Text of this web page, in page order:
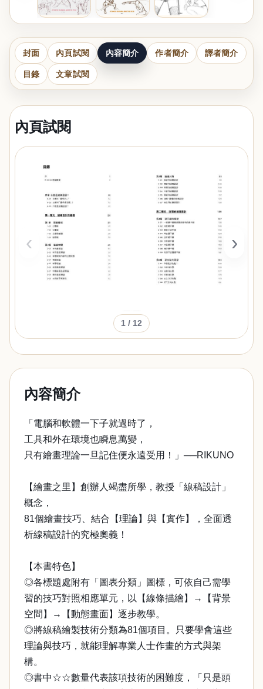
封面 內頁試閱 內容簡介 作者簡介 譯者簡介
目錄 文章試閱
內頁試閱
‹ ›
1 / 12
內容簡介
「電腦和軟體一下子就過時了，
工具和外在環境也瞬息萬變，
只有繪畫理論一旦記住便永遠受用！」──RIKUNO
【繪畫之里】創辦人竭盡所學，教授「線稿設計」
概念，
81個繪畫技巧、結合【理論】與【實作】，全面透
析線稿設計的究極奧義！
【本書特色】
◎各標題處附有「圖表分類」圖標，可依自己需學
習的技巧對照相應單元，以【線條描繪】→【背景
空間】→【動態畫面】逐步教學。
◎將線稿繪製技術分類為81個項目。只要學會這些
理論與技巧，就能理解專業人士作畫的方式與架
構。
◎書中☆☆數量代表該項技術的困難度，「只是頭